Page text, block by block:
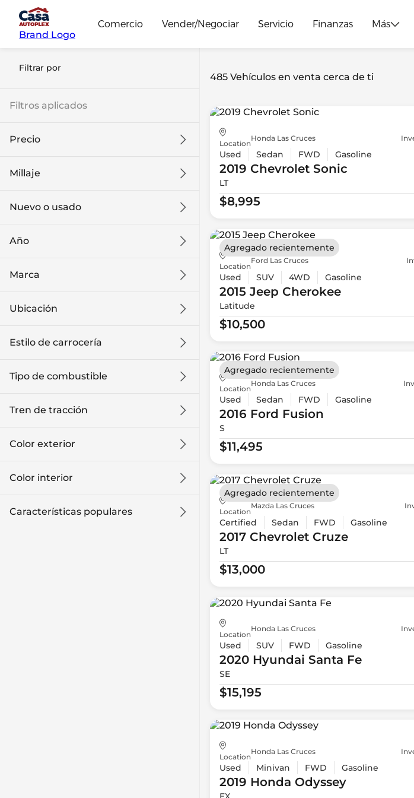
Brand Logo
Comercio Vender/Negociar Servicio Finanzas Más
Filtrar por
Filtros aplicados
Precio
Millaje
Nuevo o usado
Año
Marca
Ubicación
Estilo de carrocería
Tipo de combustible
Tren de tracción
Color exterior
Color interior
Características populares
485 Vehículos en venta cerca de ti
Location
Honda Las Cruces
Used Sedan FWD Gasoline
2019 ChevroletSonic
LT
$8,995
Location
Ford Las Cruces
Used SUV 4WD Gasoline
2015 Jeep Cherokee
Latitude
$10,500
Agregado recientemente
Location
Honda Las Cruces
Used Sedan FWD Gasoline
2016 Ford Fusion
S
$11,495
Agregado recientemente
Location
Mazda Las Cruces
Certified Sedan FWD Gasoline
2017 ChevroletCruze
LT
$13,000
Agregado recientemente
Location
Honda Las Cruces
Used SUV FWD Gasoline
2020 Hyundai Santa Fe
SE
$15,195
Location
Honda Las Cruces
Used Minivan FWD Gasoline
2019 Honda Odyssey